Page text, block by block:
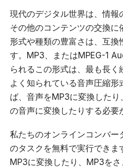
現代のデジタル世界は、情報
その他のコンテンツの交換に
形式や種類の豊富さは、互換
す。MP3、またはMPEG-1
られるこの形式は、最も長く
よく知られている音声圧縮形
ば、音声をMP3に変換した
の音声に変換したりする必要
私たちのオンラインコンバー
のタスクを無料で実行できま
MP3に変換したり、MP3を